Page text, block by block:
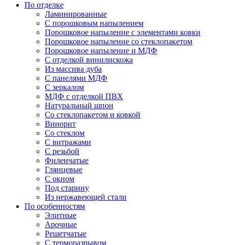
По отделке
Ламинированные
С порошковым напылением
Порошковое напыление с элементами ковки
Порошковое напыление со стеклопакетом
Порошковое напыление и МДФ
С отделкой винилискожа
Из массива дуба
С панелями МДФ
С зеркалом
МДФ с отделкой ПВХ
Натуральный шпон
Со стеклопакетом и ковкой
Винорит
Со стеклом
С витражами
С резьбой
Филенчатые
Глянцевые
С окном
Под старину
Из нержавеющей стали
По особенностям
Элитные
Арочные
Решетчатые
С терморазрывом